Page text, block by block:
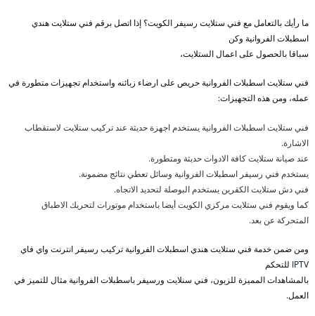
ما رأيك بالتعامل مع فني ستلايت رسيفر الكويت؟ إذا اتصل برقم فني ستلايت هندي
اسطبلات الفروانية وكن
سباقا بالحصول على اعمال الستلايت،
فني ستلايت اسطبلات الفروانية حريص على ارضاء زبائنه واستخدام تجهيزات متطورة في
عمله، ومن هذه التجهيزات:
فني ستلايت اسطبلات الفروانية يستخدم اجهزة حديثة عند تركيب ستلايت لاستقطاب
الاشارة.
عند صيانة ستلايت كافة الادوات حديثة ومتطورة.
يستخدم فني رسيفر اسطبلات الفروانية وسائل تعطي نتائج مضمونة.
فني دش ستلايت الكقرين يستخدم البوصلة لتحديد الاتجاه.
كما ويقوم فني ستلايت مركزي الكويت أيضا باستخدام موتورات لتحريك الاطباق
المتحركة عن بعد.
ومن ضمن خدمة فني ستلايت هندي اسطبلات الفروانية تركيب رسيفر انترنت واي فاي
IPTV للتحكم
بالمشاهدات المميزة للزبون، فني سنلايت ورسيفر باسطبلات الفروانية مثال للتميز في
العمل.